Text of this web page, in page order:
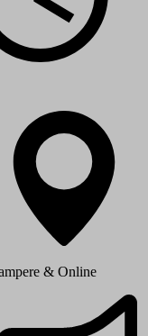
& Online